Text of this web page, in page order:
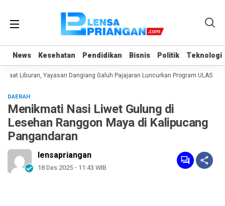
News Kesehatan Pendidikan Bisnis Politik Teknologi
News Kesehatan Pendidikan Bisnis Politik Teknologi
Liburan, Yayasan Dangiang Galuh Pajajaran Luncurkan Program ULAS di
DAERAH
Menikmati Nasi Liwet Gulung di
Lesehan Ranggon Maya di Kalipucang
Pangandaran
lensapriangan
18 Des 2025 - 11:43 WIB